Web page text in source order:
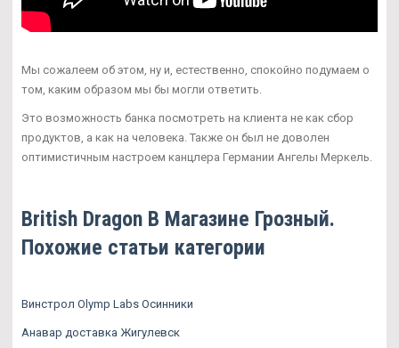
Мы сожалеем об этом, ну и, естественно, спокойно подумаем о
том, каким образом мы бы могли ответить.
Это возможность банка посмотреть на клиента не как сбор
продуктов, а как на человека. Также он был не доволен
оптимистичным настроем канцлера Германии Ангелы Меркель.
British Dragon В Магазине Грозный.
Похожие статьи категории
Винстрол Olymp Labs Осинники
Анавар доставка Жигулевск